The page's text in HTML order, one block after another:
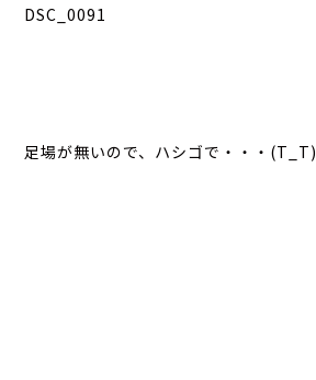
DSC_0091
足場が無いので、ハシゴで・・・(T_T)